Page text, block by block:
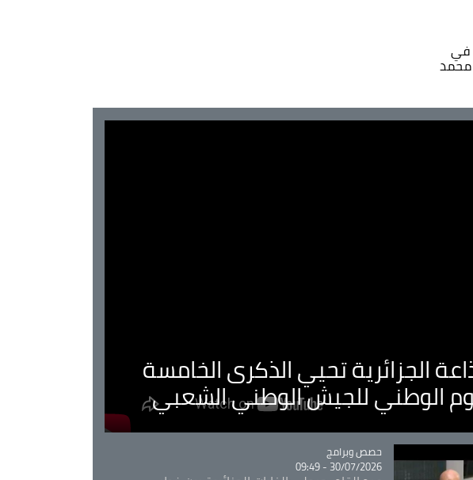
في
محمد
الجزائرية تحيي الذكرى الخامسة
الوطني للجيش الوطني الشعبي
Catégorie
حصص وبرامج
30/07/2026 - 09:49